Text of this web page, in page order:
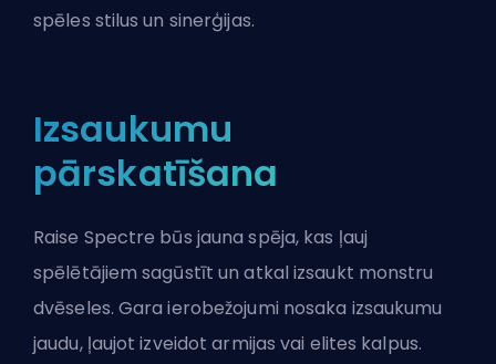
spēles stilus un sinerģijas.
Izsaukumu
pārskatīšana
Raise Spectre būs jauna spēja, kas ļauj
spēlētājiem sagūstīt un atkal izsaukt monstru
dvēseles. Gara ierobežojumi nosaka izsaukumu
jaudu, ļaujot izveidot armijas vai elites kalpus.